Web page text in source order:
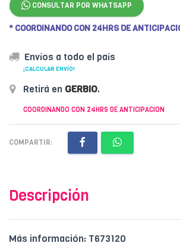
CONSULTAR POR WHATSAPP
* COORDINANDO CON 24HRS DE
Envíos a todo el país
¡CALCULAR ENVÍO!
Retirá en GERBIO.
COORDINANDO CON 24HRS DE ANTICIPACION
COMPARTIR:
Descripción
Más información: T673120